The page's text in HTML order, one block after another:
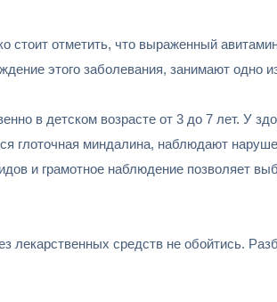
отметить, что выраженный
этого заболевания, занимают одно
в детском возрасте от 3 до 7 лет. У
глоточная миндалина, наблюдают
и грамотное наблюдение позволяет
средств не обойтись.